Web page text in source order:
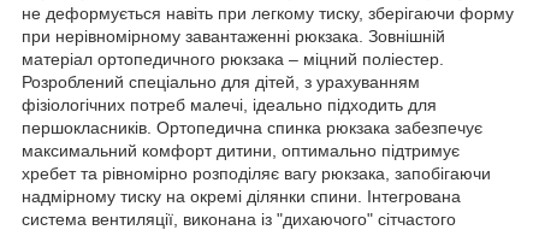
не деформується навіть при легкому тиску, зберігаючи форму
при нерівномірному завантаженні рюкзака. Зовнішній
матеріал ортопедичного рюкзака – міцний поліестер.
Розроблений спеціально для дітей, з урахуванням
фізіологічних потреб малечі, ідеально підходить для
першокласників. Ортопедична спинка рюкзака забезпечує
максимальний комфорт дитини, оптимально підтримує
хребет та рівномірно розподіляє вагу рюкзака, запобігаючи
надмірному тиску на окремі ділянки спини. Інтегрована
система вентиляції, виконана із "дихаючого" сітчастого